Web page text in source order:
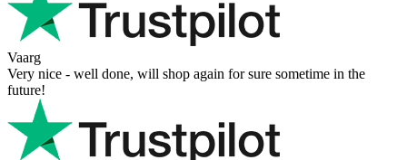
Ahmed Sherif
Excellent coffee grinder! The shipping was surprisingly fast, even
though I’m in Greece and the store is based in Romania/Austria.
The grinder feels ...